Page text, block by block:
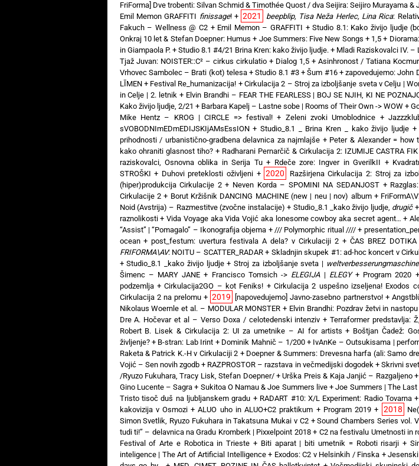
FriForma] Dve trobenti: Silvan Schmid & Timothée Quost / dva Seijira: Seijiro Murayama &
Emil Memon GRAFFITI finissage!+ 2021 beepblip, Tisa Neža Herlec, Lina Rica:
Fakuch – Wellness @ C2+ Emil Memon – GRAFFITI +Studio 8.1: Kako živijo ljudje
Onkraj 10 let & Stefan Doepner: Humus + Joe Summers: Five New Songs + 1,5 +
in Giampaola P.+ Studio 8.1 #4/21 Brina Kren: kako živijo ljudje. + Mladi Raziskovalci IV. –
Tjaž Juvan: NOISTER::C² – cirkus cirkulatio+ Dialog 1,5 + Asinhronost / Tatiana
Vrhovec Sambolec – Brati (kot) telesa+Studio 8.1 #3 + Šum #16+ zapovedujemo: John
LĪMEN+ Festival Re_humanizacija! + Cirkulacija 2 – Stroj za izboljšanje sveta v Celju |
in Celje | 2. letnik + Elvin Brandhi – FEAR THE FEARLESS | BOJ SE NJIH, KI NE
Kako živijo ljudje, 2/21 + Barbara Kapelj – Lastne sobe | Rooms of Their Own -> WOW +
Mike Hentz – KROG | CIRCLE => festival! + Zeleni zvoki Umoblodnice +
sVOBODNImEDmEDIJSKIjAMsEssION+ Studio_8.1 _ Brina Kren _ kako živijo ljudje+
prihodnosti / urbanistično-gradbena delavnica za najmlajše + Peter & Alexander = how
kako ohraniti glasnost tiho?+ Radharani Pernarčič & Cirkulacija 2: IZUMIJE CASTRA FIK
raziskovalci, Osnovna oblika in Serija Tu+ Rdeče zore: Ingver in GverilkII +
STROŠKI + Duhovi preteklosti oživljeni+ 2020 Razširjena Cirkulacija 2: Stroj za
(hiper)produkcija Cirkulacije 2+ Neven Korda – SPOMINI NA SEDANJOST +
Cirkulacije 2+ Borut Kržišnik DANCING MACHINE (new | neu | nov) album+
Noid (Avstrija) – Razmestitve (zvočne instalacije) + Studio_8.1 _kako živijo ljudje, drugič
raznolikosti+Vida Voyage aka Vida Vojić aka lonesome cowboy aka secret agent… +
“Assist” | “Pomagalo” – Ikonografija objema +/// Polymorphic ritual //// +
ocean+post_festum: uvertura festivala A dela? v Cirkulaciji 2+ ČAS BREZ
FRIFORMA\AV: NOITU – SCATTER_RADAR+ Skladnjin skupek #1: ad-hoc koncert v
+Studio_8.1 _kako živijo ljudje+ Stroj za izboljšanje sveta | weltverbesserungmaschine
Šimenc – MARY JANE + Francisco Tomsich -> ELEGIJA| ELEGY+ Program 2020 +
podzemlja+Cirkulacija2GO – kot Feniks! +Cirkulacija 2 uspešno izseljena! Exodos
Cirkulacija 2 na prelomu+ 2019 [napovedujemo] Javno-zasebno partnerstvo!+
Nikolaus Woernle et al. – MODULAR MONSTER + Elvin Brandhi: Pozdrav žetvi in
Dre A. Hočevar et al – Verso Doxa / celotedenski intenziv +Terraformer predstavlja:
Robert B. Lisek & Cirkulacija 2: UI za umetnike – AI for artists + Boštjan Čadež:
življenje?+ B-stran: Lab Irint + Dominik Mahnič – 1/200+ IvAnKe – Outsukisama |
Raketa & Patrick K.-H v Cirkulaciji 2 + Doepner & Summers: Drevesna harfa (ali: Samo
Vojić – Sen novih zgodb+ RAZPROSTOR – razstava in večmedijski dogodek+Skrivni
/Ryuzo Fukuhara, Tracy Lisk, Stefan Doepner/+Urška Preis & Kaja Janjić – Razgaljeno+
Gino Lucente – Sagra + Sukitoa O Namau & Joe Summers live+Joe Summers | The
Tristo tisoč duš na ljubljanskem gradu + RADART #10: X/L Experiment: Radio Tovarna +
kakovizija v Osmozi+ALUO uho in ALUO+C2 praktikum + Program 2019 + 2018
Simon Svetlik, Ryuzo Fukuhara in Takatsuna Mukai v C2+Sound Chambers Series vol.
tudi ti!” – delavnica na Gradu Kromberk | Pixxelpoint 2018+ C2 na festivalu Umetnosti in
Festival of Arte e Robotica in Trieste + Biti aparat | biti umetnik = Roboti risarji +
inteligence | The Art of Artificial Intelligence+ Exodos: C2 v Helsinkih / Finska +